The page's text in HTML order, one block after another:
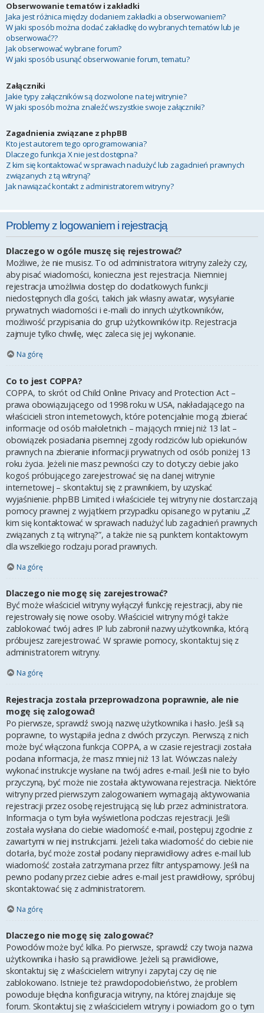
Obserwowanie tematów i zakładki
Jaka jest różnica między dodaniem zakładki a obserwowaniem?
W jaki sposób można dodać zakładkę do wybranych tematów lub je
obserwować??
Jak obserwować wybrane forum?
W jaki sposób usunąć obserwowanie forum, tematu?
Załączniki
Jakie typy załączników są dozwolone na tej witrynie?
W jaki sposób można znaleźć wszystkie swoje załączniki?
Zagadnienia związane z phpBB
Kto jest autorem tego oprogramowania?
Dlaczego funkcja X nie jest dostępna?
Z kim się kontaktować w sprawach nadużyć lub zagadnień prawnych
związanych z tą witryną?
Jak nawiązać kontakt z administratorem witryny?
Problemy z logowaniem i rejestracją
Dlaczego w ogóle muszę się rejestrować?
Możliwe, że nie musisz. To od administratora witryny zależy czy,
aby pisać wiadomości, konieczna jest rejestracja. Niemniej
rejestracja umożliwia dostęp do dodatkowych funkcji
niedostępnych dla gości, takich jak własny awatar, wysyłanie
prywatnych wiadomości i e-maili do innych użytkowników,
możliwość przypisania do grup użytkowników itp. Rejestracja
zajmuje tylko chwilę, więc zaleca się jej wykonanie.
Na górę
Co to jest COPPA?
COPPA, to skrót od Child Online Privacy and Protection Act –
prawa obowiązującego od 1998 roku w USA, nakładającego na
właścicieli stron internetowych, które potencjalnie mogą zbierać
informacje od osób małoletnich – mających mniej niż 13 lat –
obowiązek posiadania pisemnej zgody rodziców lub opiekunów
prawnych na zbieranie informacji prywatnych od osób poniżej 13
roku życia. Jeżeli nie masz pewności czy to dotyczy ciebie jako
kogoś próbującego zarejestrować się na danej witrynie
internetowej – skontaktuj się z prawnikiem, by uzyskać
wyjaśnienie. phpBB Limited i właściciele tej witryny nie dostarczają
pomocy prawnej z wyjątkiem przypadku opisanego w pytaniu „Z
kim się kontaktować w sprawach nadużyć lub zagadnień prawnych
związanych z tą witryną?”, a także nie są punktem kontaktowym
dla wszelkiego rodzaju porad prawnych.
Na górę
Dlaczego nie mogę się zarejestrować?
Być może właściciel witryny wyłączył funkcję rejestracji, aby nie
rejestrowały się nowe osoby. Właściciel witryny mógł także
zablokować twój adres IP lub zabronił nazwy użytkownika, którą
próbujesz zarejestrować. W sprawie pomocy, skontaktuj się z
administratorem witryny.
Na górę
Rejestracja została przeprowadzona poprawnie, ale nie
mogę się zalogować!
Po pierwsze, sprawdź swoją nazwę użytkownika i hasło. Jeśli są
poprawne, to wystąpiła jedna z dwóch przyczyn. Pierwszą z nich
może być włączona funkcja COPPA, a w czasie rejestracji została
podana informacja, że masz mniej niż 13 lat. Wówczas należy
wykonać instrukcje wysłane na twój adres e-mail. Jeśli nie to było
przyczyną, być może nie została aktywowana rejestracja. Niektóre
witryny przed pierwszym zalogowaniem wymagają aktywowania
rejestracji przez osobę rejestrującą się lub przez administratora.
Informacja o tym była wyświetlona podczas rejestracji. Jeśli
została wysłana do ciebie wiadomość e-mail, postępuj zgodnie z
zawartymi w niej instrukcjami. Jeżeli taka wiadomość do ciebie nie
dotarła, być może został podany nieprawidłowy adres e-mail lub
wiadomość została zatrzymana przez filtr antyspamowy. Jeśli na
pewno podany przez ciebie adres e-mail jest prawidłowy, spróbuj
skontaktować się z administratorem.
Na górę
Dlaczego nie mogę się zalogować?
Powodów może być kilka. Po pierwsze, sprawdź czy twoja nazwa
użytkownika i hasło są prawidłowe. Jeżeli są prawidłowe,
skontaktuj się z właścicielem witryny i zapytaj czy cię nie
zablokowano. Istnieje też prawdopodobieństwo, że problem
powoduje błędna konfiguracja witryny, na której znajduje się
forum. Skontaktuj się z właścicielem witryny i powiadom go o tym